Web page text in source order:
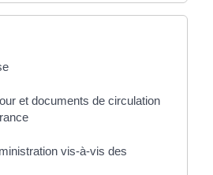
et documents de circulation
vis-à-vis des